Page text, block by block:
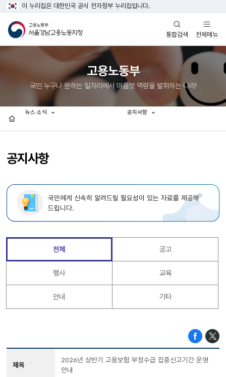
이 누리집은 대한민국 공식 전자정부 누리집입니다.
통합검색
열기
전체메뉴
열기
고용노동부
국민 누구나 원하는 일자리에서 마음껏 역량을 발휘하는 나라!
공지사항
뉴스·소식 공지사항
국민에게 신속히 알려드릴 필요성이 있는 자료를 제공해
드립니다.
전체 공고
행사 교육
안내 기타
제목
2026년 상반기 고용보험 부정수급 집중신고기간 운영
안내